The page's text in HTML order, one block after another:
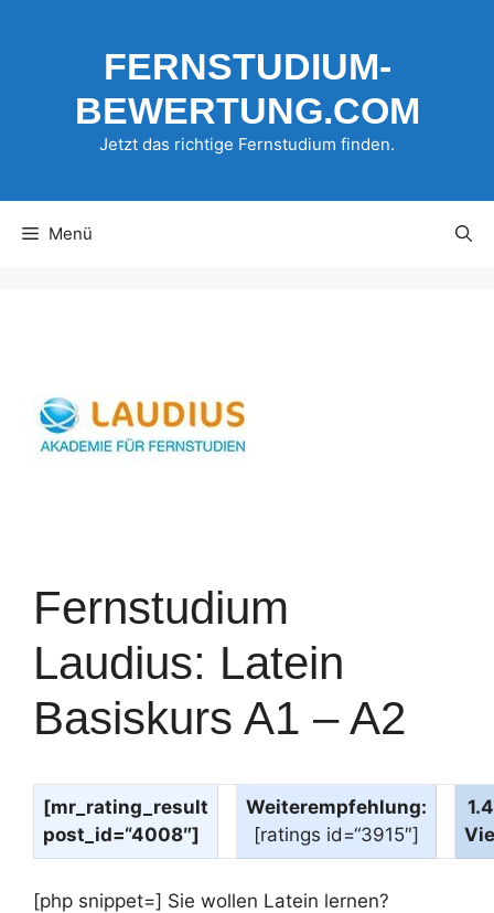
FERNSTUDIUM-
BEWERTUNG.COM
Jetzt das richtige Fernstudium finden.
Menü
Fernstudium
Laudius: Latein
Basiskurs A1 – A2
[mr_rating_result
post_id=“4008″]
Weiterempfehlung:
[ratings id=“3915″]
[php snippet=] Sie wollen Latein lernen?